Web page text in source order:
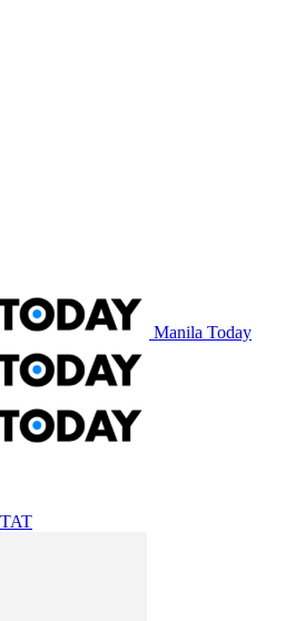
Manila Today